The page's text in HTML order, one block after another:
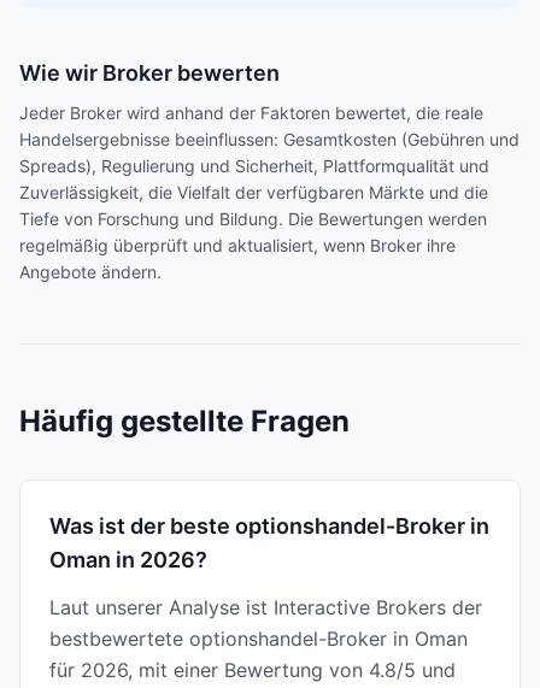
Wie wir Broker bewerten
Jeder Broker wird anhand der Faktoren bewertet, die reale
Handelsergebnisse beeinflussen: Gesamtkosten (Gebühren und
Spreads), Regulierung und Sicherheit, Plattformqualität und
Zuverlässigkeit, die Vielfalt der verfügbaren Märkte und die
Tiefe von Forschung und Bildung. Die Bewertungen werden
regelmäßig überprüft und aktualisiert, wenn Broker ihre
Angebote ändern.
Häufig gestellte Fragen
Was ist der beste optionshandel-Broker in
Oman in 2026?
Laut unserer Analyse ist Interactive Brokers der
bestbewertete optionshandel-Broker in Oman
für 2026, mit einer Bewertung von 4.8/5 und